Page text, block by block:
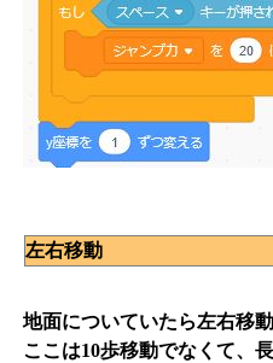
左右移動
地面についていたら左右移動
ここは10歩移動でなくて、